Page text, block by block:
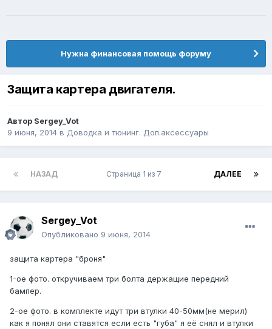
Нужна финансовая помощь форуму
Защита картера двигателя.
Автор Sergey_Vot
9 июня, 2014 в Доводка и тюнинг. Доп.аксессуары
НАЗАД ДАЛЕЕ
Страница 1 из 7
Sergey_Vot
Опубликовано 9 июня, 2014
защита картера "броня"
1-ое фото. откручиваем три болта держащие передний
бампер.
2-ое фото. в комплекте идут три втулки 40-50мм(не мерил)
как я понял они ставятся если есть "губа" я её снял и втулки